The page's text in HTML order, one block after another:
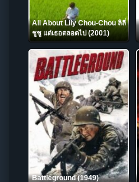
All About Lily Chou-Chou ลิลี่
ชูชู แด่เธอตลอดไป (2001)
Battleground (1949)